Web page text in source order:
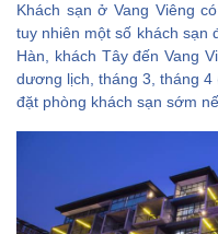
Khách sạn ở Vang Viêng
tuy nhiên một số khách sạn
Hàn, khách Tây đến Vang
dương lịch, tháng 3, tháng
đặt phòng khách sạn sớm